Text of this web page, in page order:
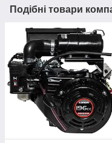
Подібні товари